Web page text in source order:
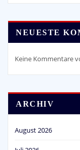
NEUESTE
Keine Kommentare
ARCHIV
August 2026